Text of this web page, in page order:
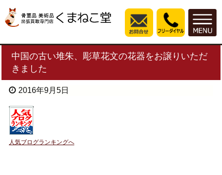
中国の古い堆朱、彫草花文の花器をお譲りいただ
きました
2016年9月5日
人気ブログランキングへ